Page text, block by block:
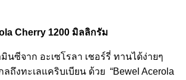
Cherry 1200 มิลลิกรัม
นซีจาก อะเซโรลา เชอร์รี่ ทานได้ง่ายๆ
ถึงทะเลแคริบเบียน ด้วย “Bewel Acerola